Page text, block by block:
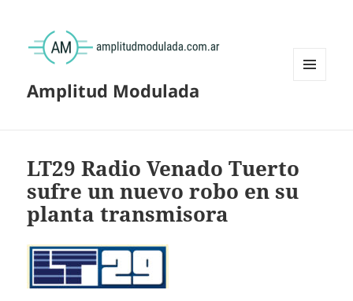
Amplitud Modulada
LT29 Radio Venado Tuerto
sufre un nuevo robo en su
planta transmisora